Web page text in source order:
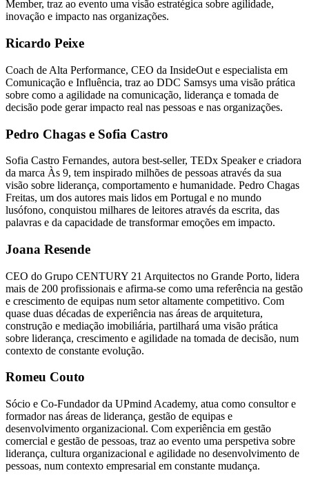
Member, traz ao evento uma visão estratégica sobre agilidade,
inovação e impacto nas organizações.
Ricardo Peixe
Coach de Alta Performance, CEO da InsideOut e especialista em
Comunicação e Influência, traz ao DDC Samsys uma visão prática
sobre como a agilidade na comunicação, liderança e tomada de
decisão pode gerar impacto real nas pessoas e nas organizações.
Pedro Chagas e Sofia Castro
Sofia Castro Fernandes, autora best-seller, TEDx Speaker e criadora
da marca Às 9, tem inspirado milhões de pessoas através da sua
visão sobre liderança, comportamento e humanidade. Pedro Chagas
Freitas, um dos autores mais lidos em Portugal e no mundo
lusófono, conquistou milhares de leitores através da escrita, das
palavras e da capacidade de transformar emoções em impacto.
Joana Resende
CEO do Grupo CENTURY 21 Arquitectos no Grande Porto, lidera
mais de 200 profissionais e afirma-se como uma referência na gestão
e crescimento de equipas num setor altamente competitivo. Com
quase duas décadas de experiência nas áreas de arquitetura,
construção e mediação imobiliária, partilhará uma visão prática
sobre liderança, crescimento e agilidade na tomada de decisão, num
contexto de constante evolução.
Romeu Couto
Sócio e Co-Fundador da UPmind Academy, atua como consultor e
formador nas áreas de liderança, gestão de equipas e
desenvolvimento organizacional. Com experiência em gestão
comercial e gestão de pessoas, traz ao evento uma perspetiva sobre
liderança, cultura organizacional e agilidade no desenvolvimento de
pessoas, num contexto empresarial em constante mudança.